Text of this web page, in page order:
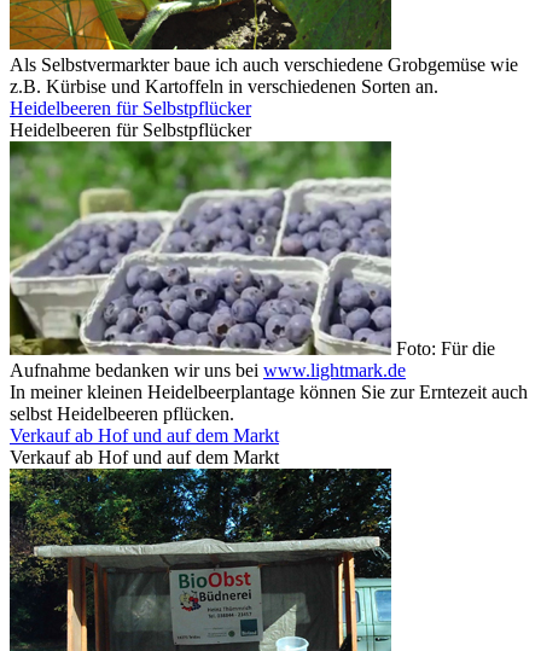
Als Selbstvermarkter baue ich auch verschiedene Grobgemüse wie
z.B. Kürbise und Kartoffeln in verschiedenen Sorten an.
Heidelbeeren für Selbstpflücker
Heidelbeeren für Selbstpflücker
Foto: Für die
Aufnahme bedanken wir uns bei www.lightmark.de
In meiner kleinen Heidelbeerplantage können Sie zur Erntezeit auch
selbst Heidelbeeren pflücken.
Verkauf ab Hof und auf dem Markt
Verkauf ab Hof und auf dem Markt